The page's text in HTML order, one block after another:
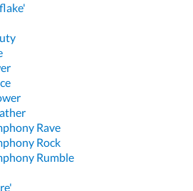
Rave
Rock
Rumble